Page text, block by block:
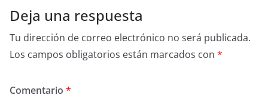
Deja una respuesta
Tu dirección de correo electrónico no será publicada.
Los campos obligatorios están marcados con *
Comentario *